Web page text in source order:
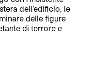
dell’edificio, le
delle figure
di terrore e